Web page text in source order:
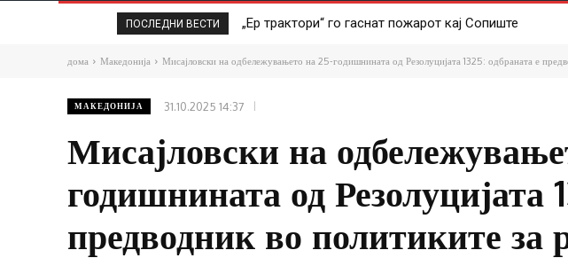
ПОСЛЕДНИ ВЕСТИ „Ер трактори“ го гаснат пожарот кај Сопиште
Полицијата уапси возач од Арачиново кој избегал
дома Македонија Мисајловски на одбележувањето на 25-годишнината од Резолуцијата 1325: одбраната е
МАКЕДОНИЈА 31.10.2025 14:37
Мисајловски на
годишнината од Резолуцијата
предводник во политиките за